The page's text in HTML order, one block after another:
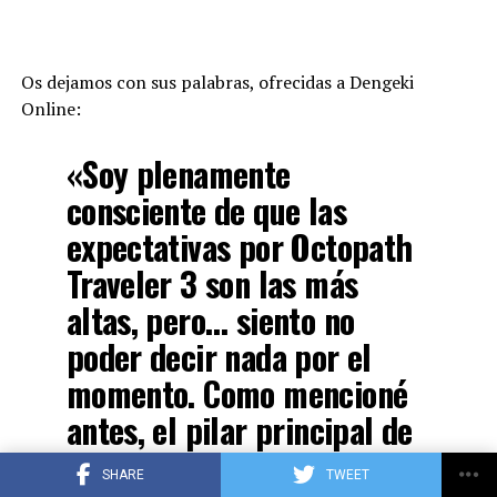
SHARE TWEET
Os dejamos con sus palabras, ofrecidas a Dengeki
Online:
«Soy plenamente
consciente de que las
expectativas por Octopath
Traveler 3 son las más
altas, pero… siento no
poder decir nada por el
momento. Como mencioné
antes, el pilar principal de
todo sigue siendo Octopath